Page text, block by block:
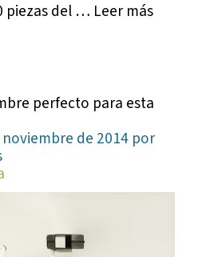
piezas del … Leer más
perfecto para esta
de 2014 por